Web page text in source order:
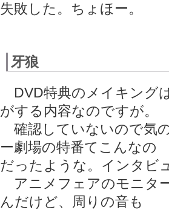
失敗した。ちょほー。
牙狼
DVD特典のメイキング
がする内容なのですが。
確認していないので気
ー劇場の特番てこんなの
だったような。インタビ
アニメフェアのモニタ
んだけど、周りの音も